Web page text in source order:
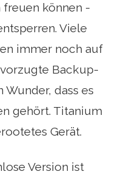
können -
Viele
immer noch auf
Backup-
dass es
gehört. Titanium
Gerät.
Version ist